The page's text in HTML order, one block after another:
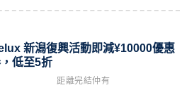
新潟復興活動即減¥10000優惠
低至5折
距離完結仲有